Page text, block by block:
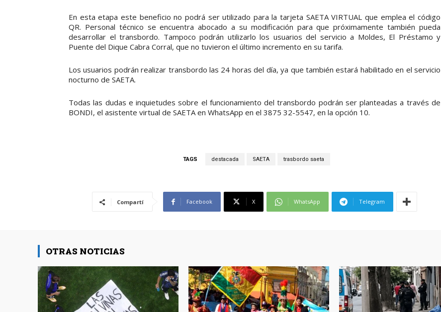
En esta etapa este beneficio no podrá ser utilizado para la tarjeta SAETA VIRTUAL que emplea el código
QR. Personal técnico se encuentra abocado a su modificación para que próximamente también pueda
desarrollar el transbordo. Tampoco podrán utilizarlo los usuarios del servicio a Moldes, El Préstamo y
Puente del Dique Cabra Corral, que no tuvieron el último incremento en su tarifa.
Los usuarios podrán realizar transbordo las 24 horas del día, ya que también estará habilitado en el servicio
nocturno de SAETA.
Todas las dudas e inquietudes sobre el funcionamiento del transbordo podrán ser planteadas a través de
BONDI, el asistente virtual de SAETA en WhatsApp en el 3875 32-5547, en la opción 10.
TAGS destacada SAETA trasbordo saeta
Compartí Facebook X WhatsApp Telegram
OTRAS NOTICIAS